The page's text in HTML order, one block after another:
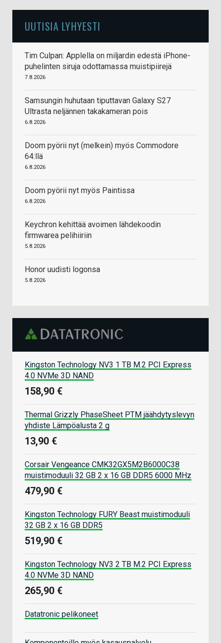
UUTISIA LYHYESTI
Tim Culpan: Applella on miljardin edestä iPhone-
puhelinten siruja odottamassa muistipiirejä
7.8.2026
Samsungin huhutaan tiputtavan Galaxy S27
Ultrasta neljännen takakameran pois
6.8.2026
Doom pyörii nyt (melkein) myös Commodore
64:llä
6.8.2026
Doom pyörii nyt myös Paintissa
6.8.2026
Keychron kehittää avoimen lähdekoodin
firmwarea pelihiiriin
5.8.2026
Honor uudisti logonsa
5.8.2026
Kingston Technology NV3 1 TB M.2 PCI Express
4.0 NVMe 3D NAND
158,90 €
Thermal Grizzly PhaseSheet PTM jäähdytyslevyn
yhdiste Lämpöalusta 2 g
13,90 €
Corsair Vengeance CMK32GX5M2B6000C38
muistimoduuli 32 GB 2 x 16 GB DDR5 6000 MHz
479,90 €
Kingston Technology FURY Beast muistimoduuli
32 GB 2 x 16 GB DDR5
519,90 €
Kingston Technology NV3 2 TB M.2 PCI Express
4.0 NVMe 3D NAND
265,90 €
Datatronic pelikoneet